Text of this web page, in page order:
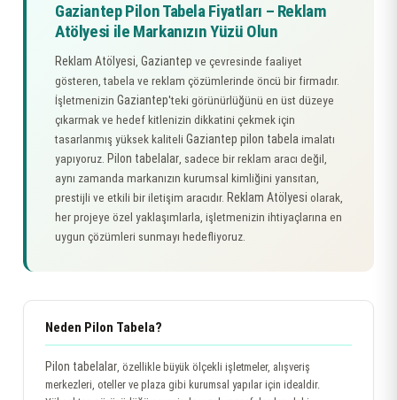
Gaziantep Pilon Tabela Fiyatları – Reklam
Atölyesi ile Markanızın Yüzü Olun
Reklam Atölyesi, Gaziantep ve çevresinde faaliyet
gösteren, tabela ve reklam çözümlerinde öncü bir firmadır.
İşletmenizin Gaziantep'teki görünürlüğünü en üst düzeye
çıkarmak ve hedef kitlenizin dikkatini çekmek için
tasarlanmış yüksek kaliteli Gaziantep pilon tabela imalatı
yapıyoruz. Pilon tabelalar, sadece bir reklam aracı değil,
aynı zamanda markanızın kurumsal kimliğini yansıtan,
prestijli ve etkili bir iletişim aracıdır. Reklam Atölyesi olarak,
her projeye özel yaklaşımlarla, işletmenizin ihtiyaçlarına en
uygun çözümleri sunmayı hedefliyoruz.
Neden Pilon Tabela?
Pilon tabelalar, özellikle büyük ölçekli işletmeler, alışveriş
merkezleri, oteller ve plaza gibi kurumsal yapılar için idealdir.